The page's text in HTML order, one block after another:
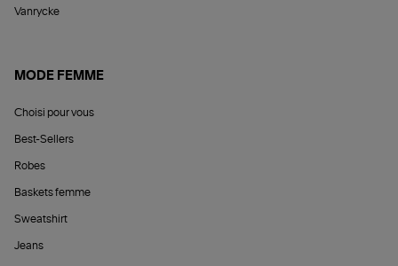
Vanrycke
MODE FEMME
Choisi pour vous
Best-Sellers
Robes
Baskets femme
Sweatshirt
Jeans